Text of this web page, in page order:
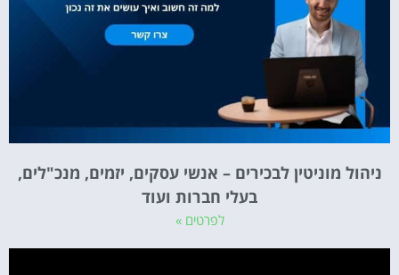
ניהול מוניטין לבכירים – אנשי עסקים, יזמים, מנכ"לים,
בעלי חברות ועוד
לפרטים »